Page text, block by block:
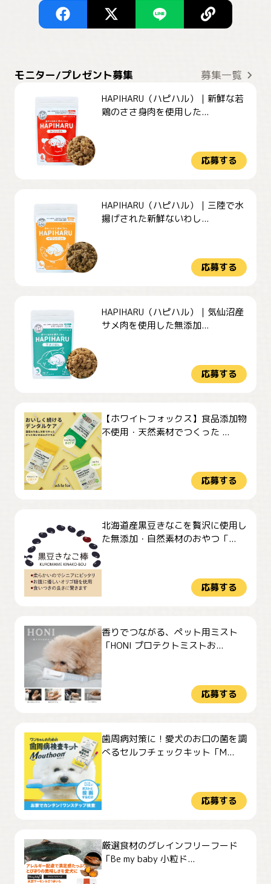
モニター/プレゼント募集 募集一覧
HAPIHARU（ハピハル）｜新鮮な若
鶏のささ身肉を使用した...
応募する
HAPIHARU（ハピハル）｜三陸で水
揚げされた新鮮ないわし...
応募する
HAPIHARU（ハピハル）｜気仙沼産
サメ肉を使用した無添加...
応募する
【ホワイトフォックス】食品添加物
不使用・天然素材でつくった ...
応募する
北海道産黒豆きなこを贅沢に使用し
た無添加・自然素材のおやつ「...
応募する
香りでつながる、ペット用ミスト
「HONI プロテクトミストお...
応募する
歯周病対策に！愛犬のお口の菌を調
べるセルフチェックキット「M...
応募する
厳選食材のグレインフリーフード
「Be my baby 小粒ド...